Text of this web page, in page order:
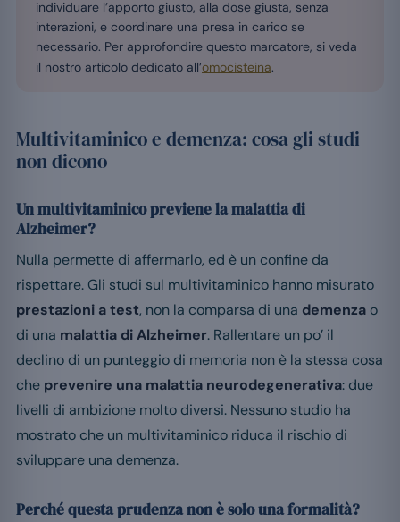
individuare l’apporto giusto, alla dose giusta, senza
interazioni, e coordinare una presa in carico se
necessario. Per approfondire questo marcatore, si veda
il nostro articolo dedicato all’omocisteina.
Multivitaminico e demenza: cosa gli studi
non dicono
Un multivitaminico previene la malattia di
Alzheimer?
Nulla permette di affermarlo, ed è un confine da
rispettare. Gli studi sul multivitaminico hanno misurato
prestazioni a test, non la comparsa di una demenza o
di una malattia di Alzheimer. Rallentare un po’ il
declino di un punteggio di memoria non è la stessa cosa
che prevenire una malattia neurodegenerativa: due
livelli di ambizione molto diversi. Nessuno studio ha
mostrato che un multivitaminico riduca il rischio di
sviluppare una demenza.
Perché questa prudenza non è solo una formalità?